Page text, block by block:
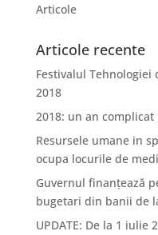
Articole
Articole recente
Festivalul Tehnologiei
2018
2018: un an
Resursele umane in
ocupa locurile de
Guvernul finanțează
bugetari din banii de
UPDATE: De la 1 iulie